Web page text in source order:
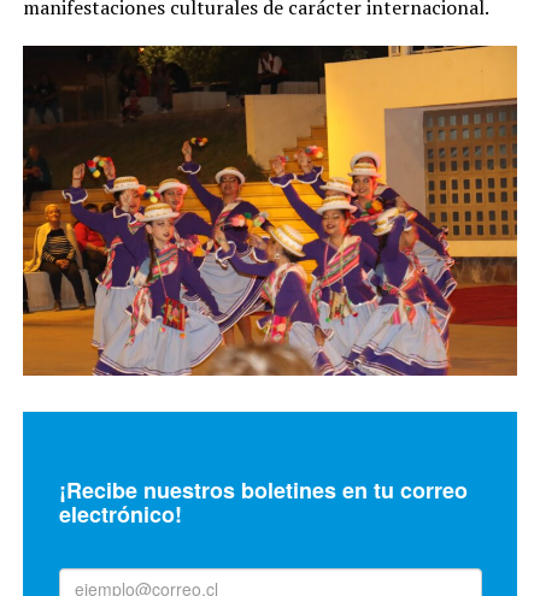
manifestaciones culturales de carácter internacional.